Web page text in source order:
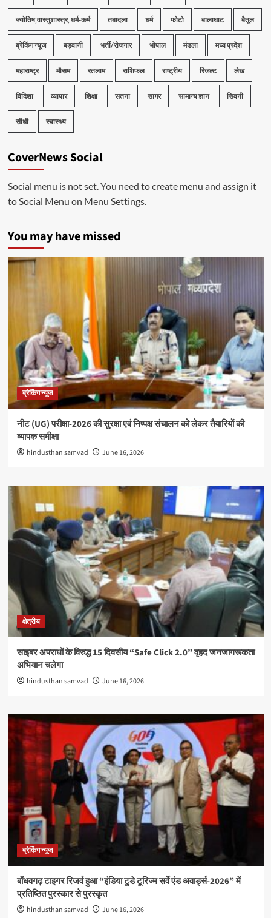
ज्योतिष,वास्तुशास्त्र, धर्म-कर्म तबादला धर्म फोटो बालाघाट बैतूल
ब्रेकिंग न्यूज बड़वानी भर्ती/रोजगार भोपाल मंडला मध्य प्रदेश
महाराष्ट्र मौसम रतलाम राशिफल राष्ट्रीय रिजल्ट लेख
विदिशा व्यापार शिक्षा सतना सागर सामान्य ज्ञान सिवनी
सीधी स्वास्थ्य
CoverNews Social
Social menu is not set. You need to create menu and assign it
to Social Menu on Menu Settings.
You may have missed
ब्रेकिंग न्यूज
नीट (UG) परीक्षा-2026 की सुरक्षा एवं निष्पक्ष संचालन को लेकर तैयारियों की
व्यापक समीक्षा
hindusthan samvad June 16, 2026
क्षेत्रीय
साइबर अपराधों के विरुद्ध 15 दिवसीय “Safe Click 2.0” वृहद जनजागरूकता
अभियान चलेगा
hindusthan samvad June 16, 2026
ब्रेकिंग न्यूज
बाँधवगढ़ टाइगर रिजर्व हुआ “इंडिया टुडे टूरिज्म सर्वे एंड अवार्ड्स-2026” में
प्रतिष्ठित पुरस्कार से पुरस्कृत
hindusthan samvad June 16, 2026